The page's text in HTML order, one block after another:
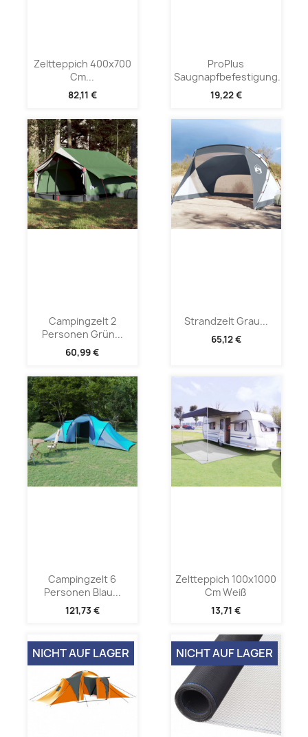
Zeltteppich 400x700
Cm...
82,11 €
ProPlus
Saugnapfbefestigung...
19,22 €
Campingzelt 2
Personen Grün...
60,99 €
Strandzelt Grau...
65,12 €
Campingzelt 6
Personen Blau...
121,73 €
Zeltteppich 100x1000
Cm Weiß
13,71 €
NICHT AUF LAGER NICHT AUF LAGER